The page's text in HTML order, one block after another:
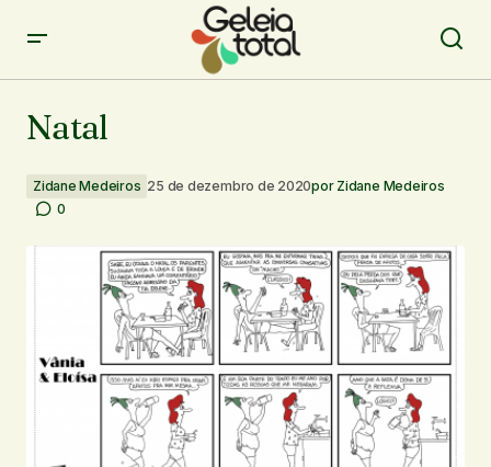
Natal
Zidane Medeiros 25 de dezembro de 2020por Zidane Medeiros
0